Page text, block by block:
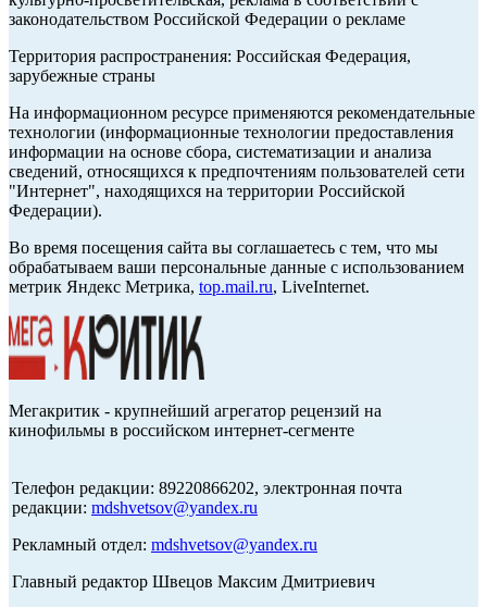
законодательством Российской Федерации о рекламе
Территория распространения: Российская Федерация,
зарубежные страны
На информационном ресурсе применяются рекомендательные
технологии (информационные технологии предоставления
информации на основе сбора, систематизации и анализа
сведений, относящихся к предпочтениям пользователей сети
"Интернет", находящихся на территории Российской
Федерации).
Во время посещения сайта вы соглашаетесь с тем, что мы
обрабатываем ваши персональные данные с использованием
метрик Яндекс Метрика, top.mail.ru, LiveInternet.
Мегакритик - крупнейший агрегатор рецензий на
кинофильмы в российском интернет-сегменте
Телефон редакции: 89220866202, электронная почта
редакции: mdshvetsov@yandex.ru
Рекламный отдел: mdshvetsov@yandex.ru
Главный редактор Швецов Максим Дмитриевич